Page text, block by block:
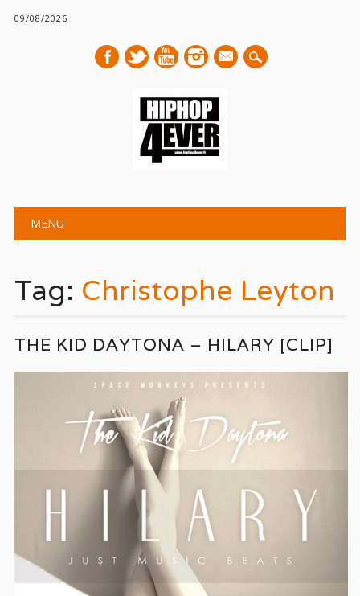
09/08/2026
mail
Main menu
MENU
Tag: Christophe Leyton
THE KID DAYTONA – HILARY [CLIP]